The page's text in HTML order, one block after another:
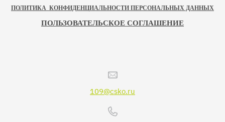
ПОЛИТИКА КОНФИДЕНЦИАЛЬНОСТИ ПЕРСОНАЛЬНЫХ ДАННЫХ
ПОЛЬЗОВАТЕЛЬСКОЕ СОГЛАШЕНИЕ
109@csko.ru